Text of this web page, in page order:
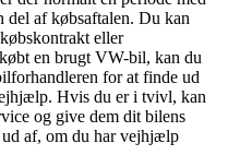
del af købsaftalen. Du kan
eller
en brugt VW-bil, kan du
for at finde ud
Hvis du er i tvivl, kan
og give dem dit bilens
af, om du har vejhjælp